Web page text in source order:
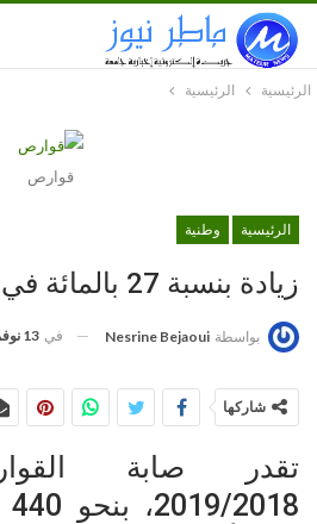
الرئيسية الرئيسية
قوارص
الرئيسية وطنية
زيادة بنسبة 27 بالمائة في صابة القوارص
بواسطة Nesrine Bejaoui في 13 نوفمبر 2018
شاركها
تقدر صابة